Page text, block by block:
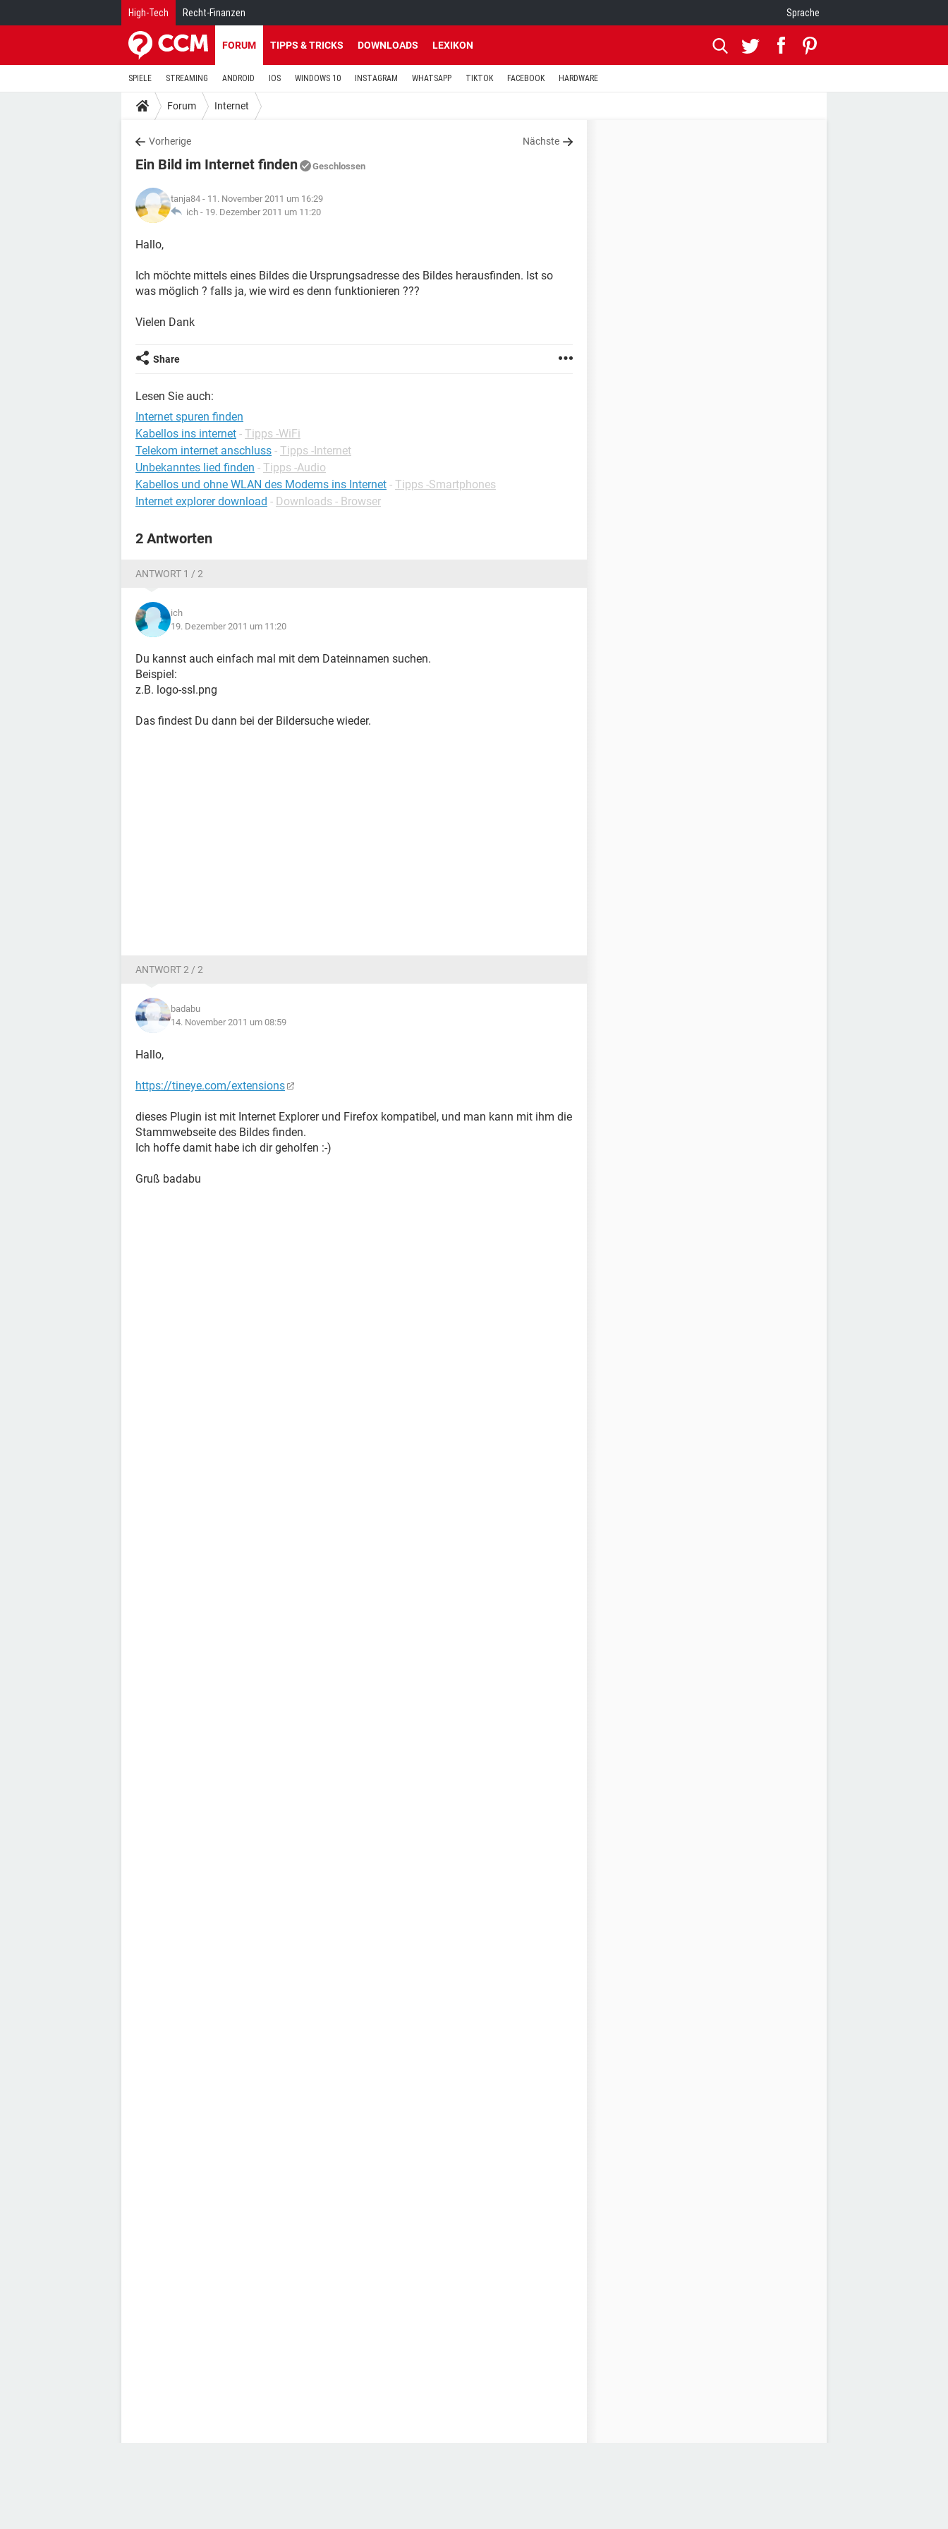
High-Tech Recht-Finanzen Sprache
FORUM TIPPS & TRICKS DOWNLOADS LEXIKON
SPIELE STREAMING ANDROID IOS WINDOWS 10 INSTAGRAM WHATSAPP TIKTOK FACEBOOK HARDWARE
Forum Internet
Vorherige Nächste
Ein Bild im Internet finden Geschlossen
tanja84 - 11. November 2011 um 16:29
ich - 19. Dezember 2011 um 11:20
Hallo,
Ich möchte mittels eines Bildes die Ursprungsadresse des Bildes herausfinden. Ist so
was möglich ? falls ja, wie wird es denn funktionieren ???
Vielen Dank
Share
Lesen Sie auch:
Internet spuren finden
Kabellos ins internet - Tipps -WiFi
Telekom internet anschluss - Tipps -Internet
Unbekanntes lied finden - Tipps -Audio
Kabellos und ohne WLAN des Modems ins Internet - Tipps -Smartphones
Internet explorer download - Downloads - Browser
2 Antworten
ANTWORT 1 / 2
ich
19. Dezember 2011 um 11:20
Du kannst auch einfach mal mit dem Dateinnamen suchen.
Beispiel:
z.B. logo-ssl.png
Das findest Du dann bei der Bildersuche wieder.
ANTWORT 2 / 2
badabu
14. November 2011 um 08:59
Hallo,
https://tineye.com/extensions
dieses Plugin ist mit Internet Explorer und Firefox kompatibel, und man kann mit ihm die
Stammwebseite des Bildes finden.
Ich hoffe damit habe ich dir geholfen :-)
Gruß badabu